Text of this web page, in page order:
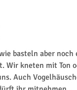
basteln aber noch
Wir kneten mit Ton
Auch